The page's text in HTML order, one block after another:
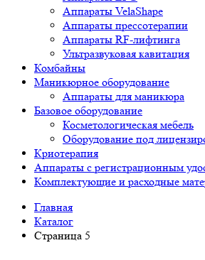
Аппараты VelaShape
Аппараты прессотерапии
Аппараты RF-лифтинга
Ультразвуковая кавитация
Комбайны
Маникюрное оборудование
Аппараты для маникюра
Базовое оборудование
Косметологическая мебель
Оборудование под
Криотерапия
Аппараты c регистрационным
Комплектующие и расходные
Главная
Каталог
Страница 5